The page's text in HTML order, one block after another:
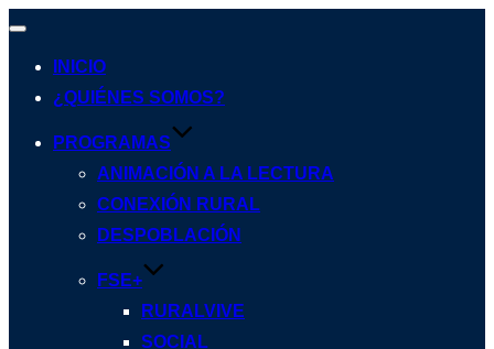
Alternar
INICIO
¿QUIÉNES SOMOS?
PROGRAMAS
ANIMACIÓN A LA LECTURA
CONEXIÓN RURAL
DESPOBLACIÓN
FSE+
RURALVIVE
SOCIAL